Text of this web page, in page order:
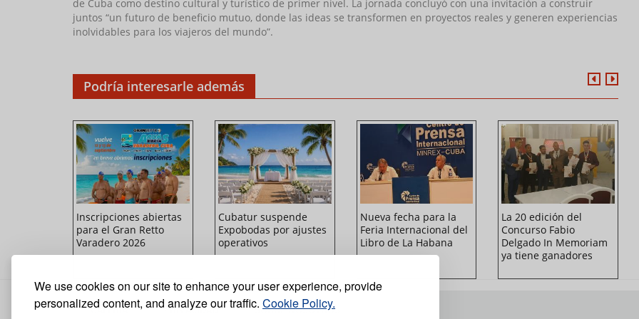
We use cookies on our site to enhance your user experience, provide
personalized content, and analyze our traffic. Cookie Policy.
de Cuba como destino cultural y turístico de primer nivel. La jornada concluyó con una invitación a construir
juntos “un futuro de beneficio mutuo, donde las ideas se transformen en proyectos reales y generen experiencias
inolvidables para los viajeros del mundo”.
Podría interesarle además
Inscripciones abiertas
para el Gran Retto
Varadero 2026
Cubatur suspende
Expobodas por ajustes
operativos
Nueva fecha para la
Feria Internacional del
Libro de La Habana
La 20 edición del
Concurso Fabio
Delgado In Memoriam
ya tiene ganadores
GALERÍA PRIVACIDAD SOBRE NOSOTROS